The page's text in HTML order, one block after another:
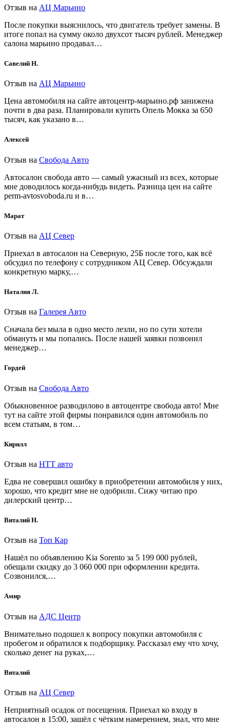
Отзыв на АЦ Марьино
После покупки выяснилось, что двигатель требует замены. В
итоге попал на сумму около двухсот тысяч рублей. Менеджер
салона марьино продавал…
Савелий Н.
Отзыв на АЦ Марьино
Цена автомобиля на сайте автоцентр-марьино.рф занижена
почти в два раза. Планировали купить Опель Мокка за 650
тысяч, как указано в…
Алексей
Отзыв на Свобода Авто
Автосалон свобода авто — самый ужасный из всех, которые
мне доводилось когда-нибудь видеть. Разница цен на сайте
perm-avtosvoboda.ru и в…
Марат
Отзыв на АЦ Север
Приехал в автосалон на Северную, 25Б после того, как всё
обсудил по телефону с сотрудником АЦ Север. Обсуждали
конкретную марку,…
Наталия Л.
Отзыв на Галерея Авто
Сначала без мыла в одно место лезли, но по сути хотели
обмануть и мы попались. После нашей заявки позвонил
менеджер…
Гордей
Отзыв на Свобода Авто
Обыкновенное разводилово в автоцентре свобода авто! Мне
тут на сайте этой фирмы понравился один автомобиль по
всем статьям, в том…
Кирилл
Отзыв на НТТ авто
Едва не совершил ошибку в приобретении автомобиля у них,
хорошо, что кредит мне не одобрили. Сижу читаю про
дилерский центр…
Виталий Н.
Отзыв на Топ Кар
Нашёл по объявлению Kia Sorento за 5 199 000 рублей,
обещали скидку до 3 060 000 при оформлении кредита.
Созвонился,…
Амир
Отзыв на АДС Центр
Внимательно подошел к вопросу покупки автомобиля с
пробегом и обратился к подборщику. Рассказал ему что хочу,
сколько денег на руках,…
Виталий
Отзыв на АЦ Север
Неприятный осадок от посещения. Приехал ко входу в
автосалон в 15:00, зашёл с чётким намерением, знал, что мне